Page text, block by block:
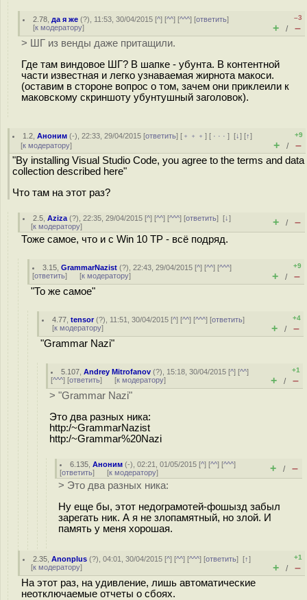
2.78 да я же (?), 11:53, 30/04/2015 [^] [^^] [^^^] [ответить]
[к модератору]
–3
+ / –
> ШГ из венды даже притащили.
Где там виндовое ШГ? В шапке - убунта. В контентной
части известная и легко узнаваемая жирнота макоси.
(оставим в стороне вопрос о том, зачем они приклеили к
маковскому скриншоту убунтушный заголовок).
1.2 ,Аноним (-), 22:33, 29/04/2015 [ответить] [ ﹢﹢﹢] [ · · ·][↓] [↑]
[к модератору]
+9
+ / –
"By installing Visual Studio Code, you agree to the terms and data
collection described here"
Что там на этот раз?
2.5 ,Aziza (?), 22:35, 29/04/2015 [^] [^^] [^^^] [ответить][↓]
[к модератору] + / –
Тоже самое, что и с Win 10 TP - всё подряд.
3.15 ,GrammarNazist (?), 22:43, 29/04/2015 [^] [^^] [^^^]
[ответить] [к модератору]
+9
+ / –
"То же самое"
4.77 ,tensor(?), 11:51, 30/04/2015 [^] [^^] [^^^] [ответить]
[к модератору]
+4
+ / –
"Grammar Nazi"
5.107 ,Andrey Mitrofanov (?), 15:18, 30/04/2015 [^] [^^]
[^^^] [ответить] [к модератору]
+1
+ / –
> "Grammar Nazi"
Это два разных ника:
http:/~GrammarNazist
http:/~Grammar%20Nazi
6.135 ,Аноним (-), 02:21, 01/05/2015 [^] [^^] [^^^]
[ответить] [к модератору] + / –
> Это два разных ника:
Ну еще бы, этот недограмотей-фошызд забыл
зарегать ник. А я не злопамятный, но злой. И
память у меня хорошая.
2.35 ,Anonplus (?), 04:01, 30/04/2015 [^] [^^] [^^^] [ответить][↑]
[к модератору]
+1
+ / –
На этот раз, на удивление, лишь автоматические
неотключаемые отчеты о сбоях.